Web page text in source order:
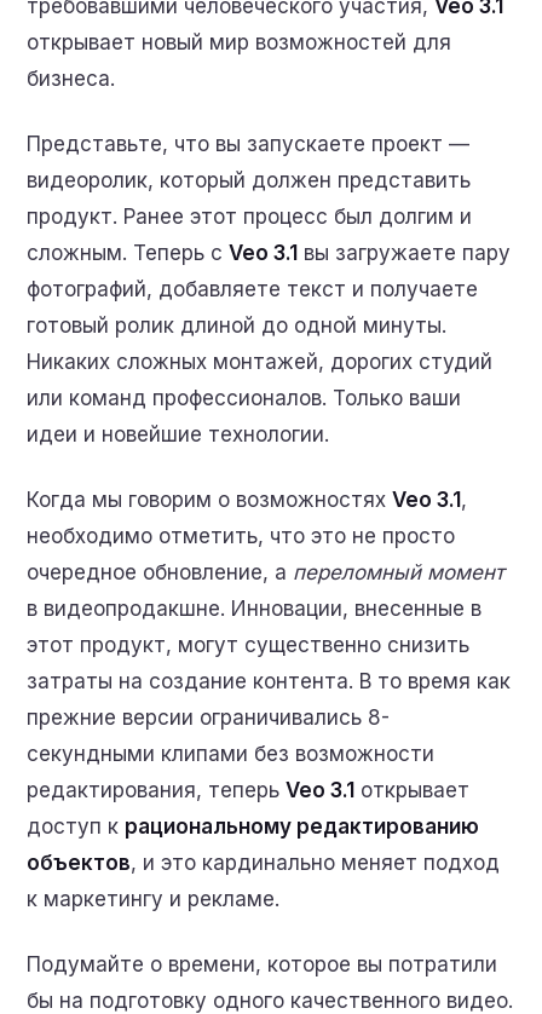
требовавшими человеческого участия,Veo 3.1
открывает новый мир возможностей для
бизнеса.
Представьте, что вы запускаете проект —
видеоролик, который должен представить
продукт. Ранее этот процесс был долгим и
сложным. Теперь сVeo 3.1 вы загружаете пару
фотографий, добавляете текст и получаете
готовый ролик длиной до одной минуты.
Никаких сложных монтажей, дорогих студий
или команд профессионалов. Только ваши
идеи и новейшие технологии.
Когда мы говорим о возможностяхVeo 3.1 ,
необходимо отметить, что это не просто
очередное обновление, а переломный момент
в видеопродакшне. Инновации, внесенные в
этот продукт, могут существенно снизить
затраты на создание контента. В то время как
прежние версии ограничивались 8-
секундными клипами без возможности
редактирования, теперьVeo 3.1 открывает
доступ к рациональному редактированию
объектов, и это кардинально меняет подход
к маркетингу и рекламе.
Подумайте о времени, которое вы потратили
бы на подготовку одного качественного видео.